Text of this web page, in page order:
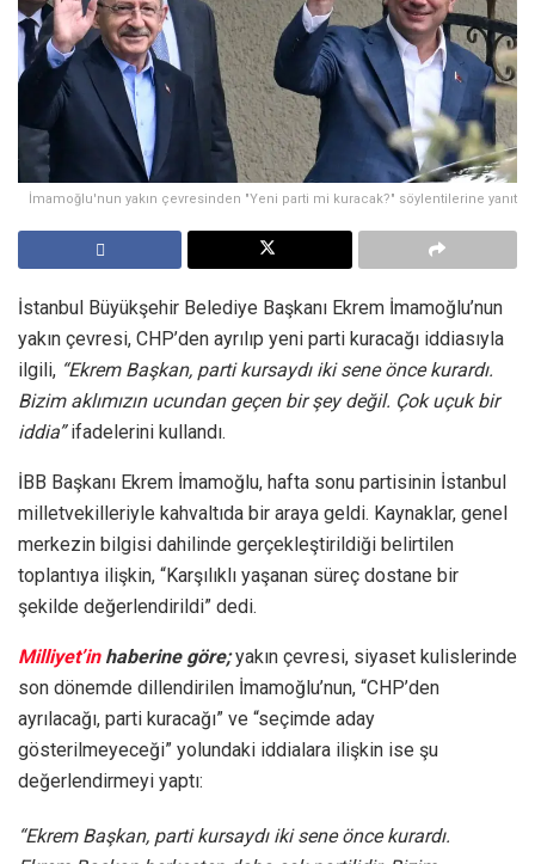
İmamoğlu'nun yakın çevresinden "Yeni parti mi kuracak?" söylentilerine yanıt
İstanbul Büyükşehir Belediye Başkanı Ekrem İmamoğlu’nun
yakın çevresi, CHP’den ayrılıp yeni parti kuracağı iddiasıyla
ilgili, “Ekrem Başkan, parti kursaydı iki sene önce kurardı.
Bizim aklımızın ucundan geçen bir şey değil. Çok uçuk bir
iddia”ifadelerini kullandı.
İBB Başkanı Ekrem İmamoğlu, hafta sonu partisinin İstanbul
milletvekilleriyle kahvaltıda bir araya geldi. Kaynaklar, genel
merkezin bilgisi dahilinde gerçekleştirildiği belirtilen
toplantıya ilişkin, “Karşılıklı yaşanan süreç dostane bir
şekilde değerlendirildi” dedi.
Milliyet’inhaberine göre;yakın çevresi, siyaset kulislerinde
son dönemde dillendirilen İmamoğlu’nun, “CHP’den
ayrılacağı, parti kuracağı” ve “seçimde aday
gösterilmeyeceği” yolundaki iddialara ilişkin ise şu
değerlendirmeyi yaptı:
“Ekrem Başkan, parti kursaydı iki sene önce kurardı.